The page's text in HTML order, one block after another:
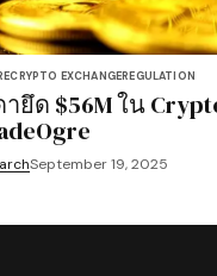
CRYPTO EXCHANGEREGULATION
ยึด $56M ใน
September 19, 2025